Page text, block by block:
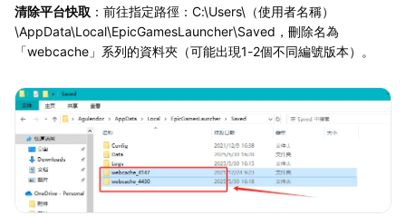
清除平台快取 ：前往指定路徑：C:\Users\（使用者名稱）
\AppData\Local\EpicGamesLauncher\Saved，刪除名為
「webcache」系列的資料夾（可能出現1-2個不同編號版本）。